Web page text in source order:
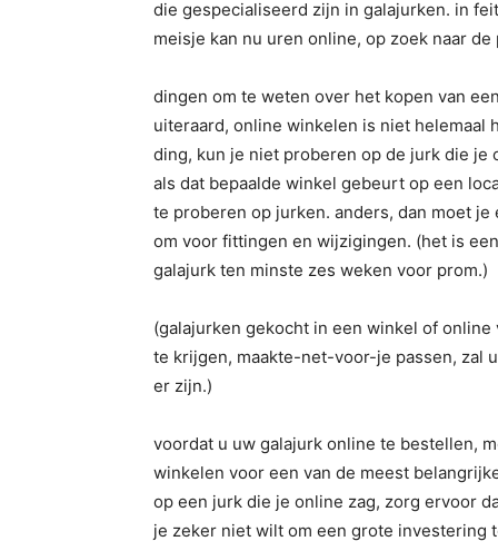
die gespecialiseerd zijn in galajurken. in
meisje kan nu uren online, op zoek naar
dingen om te weten over het kopen van
uiteraard, online winkelen is niet helemaal
ding, kun je niet proberen op de jurk die je
als dat bepaalde winkel gebeurt op een
te proberen op jurken. anders, dan moet
om voor fittingen en wijzigingen. (het is
galajurk ten minste zes weken voor prom.)
(galajurken gekocht in een winkel of
te krijgen, maakte-net-voor-je passen, zal
er zijn.)
voordat u uw galajurk online te bestellen,
winkelen voor een van de meest
op een jurk die je online zag, zorg ervoor
je zeker niet wilt om een grote investering